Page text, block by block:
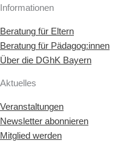
Informationen
Beratung für Eltern
Beratung für Pädagog:innen
Über die DGhK Bayern
Aktuelles
Veranstaltungen
Newsletter abonnieren
Mitglied werden